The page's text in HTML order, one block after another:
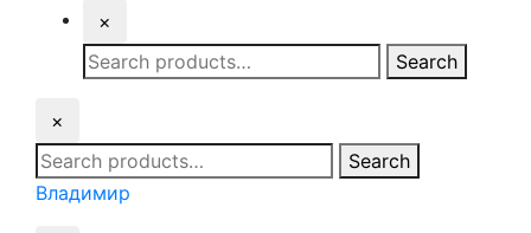
×
Search
for:
Search
×
Search
for:
Search
Владимир